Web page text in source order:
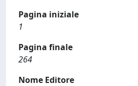
Pagina iniziale
1
Pagina finale
264
Nome Editore